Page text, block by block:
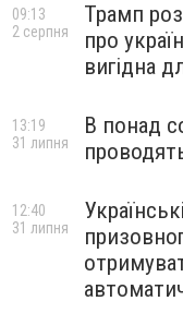
Трамп
про
вигідна
09:13
2 серпня
В понад
13:19
31 липня
12:40
31 липня